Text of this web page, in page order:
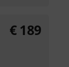
€ 189